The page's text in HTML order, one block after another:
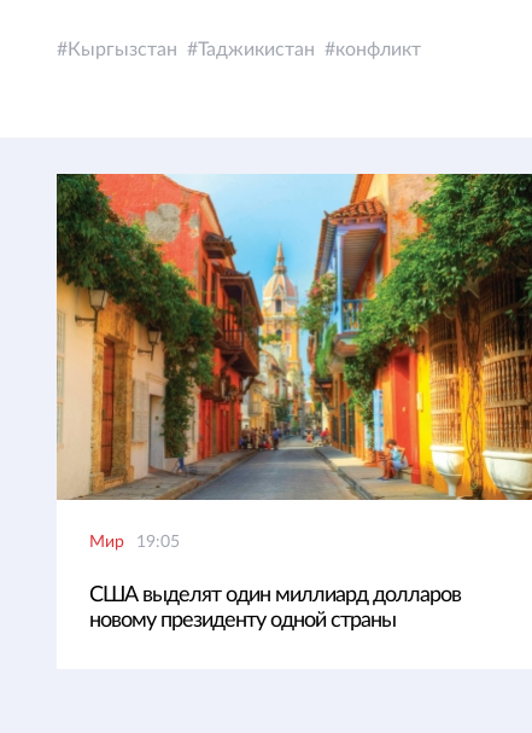
Кыргызстан Таджикистан конфликт
Мир 19:05
США выделят один миллиард долларов
новому президенту одной страны